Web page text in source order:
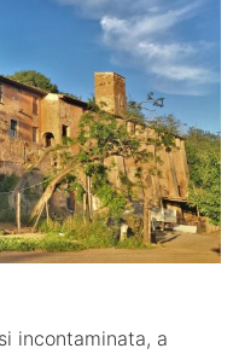
incontaminata, a